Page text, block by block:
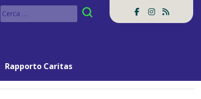
Ricerca
per:
Rapporto Caritas